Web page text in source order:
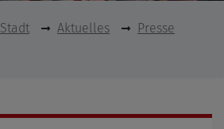
Stadt Aktuelles
Presse